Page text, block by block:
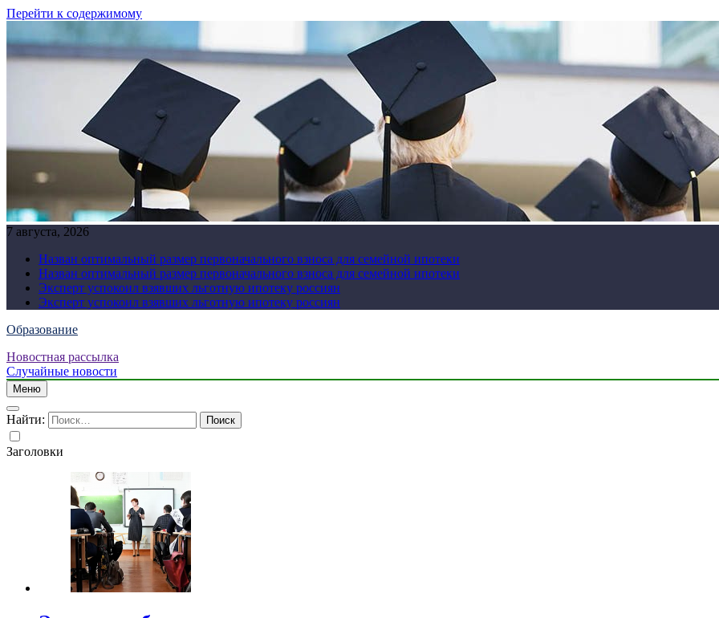
Перейти к содержимому
7 августа, 2026
Назван оптимальный размер первоначального взноса для семейной ипотеки
Назван оптимальный размер первоначального взноса для семейной ипотеки
Эксперт успокоил взявших льготную ипотеку россиян
Эксперт успокоил взявших льготную ипотеку россиян
Образование
Новостная рассылка
Случайные новости
Меню
Найти:
Заголовки